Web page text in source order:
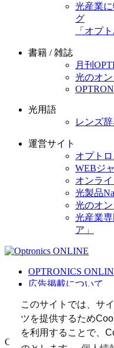
このサイトでは、サ
ツを提供するため
を利用することで、
光産業
グ
「オプ
書籍 / 雑誌
月刊
光のオ
光用語
レンズ
運営サイト
オプト
WEBジ
オンラ
光製品
光のオ
光産業
ア」
OPTRONICS
広告掲載について
個人情報
光関連リンク集
Copyright (C) 2025 The